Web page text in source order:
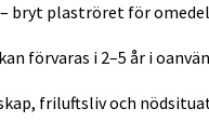
bryt plaströret för
förvaras i 2–5 år i
friluftsliv och